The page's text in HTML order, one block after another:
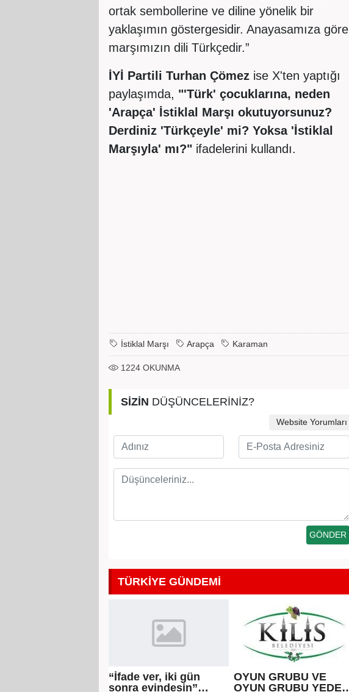
ortak sembollerine ve diline yönelik bir
yaklaşımın göstergesidir. Anayasamıza göre
marşımızın dili Türkçedir.”
İYİ Partili Turhan Çömez ise X'ten yaptığı
paylaşımda, "'Türk' çocuklarına, neden
'Arapça' İstiklal Marşı okutuyorsunuz?
Derdiniz 'Türkçeyle' mi? Yoksa 'İstiklal
Marşıyla' mı?" ifadelerini kullandı.
İstiklal Marşı Arapça Karaman
1224 OKUNMA
SİZİN DÜŞÜNCELERİNİZ?
Website Yorumları
TÜRKİYE GÜNDEMİ
“İfade ver, iki gün
sonra evindesin”
OYUN GRUBU VE
OYUN GRUBU YEDEK